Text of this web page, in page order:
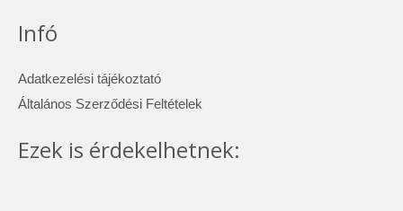
Infó
Adatkezelési tájékoztató
Általános Szerződési Feltételek
Ezek is érdekelhetnek: